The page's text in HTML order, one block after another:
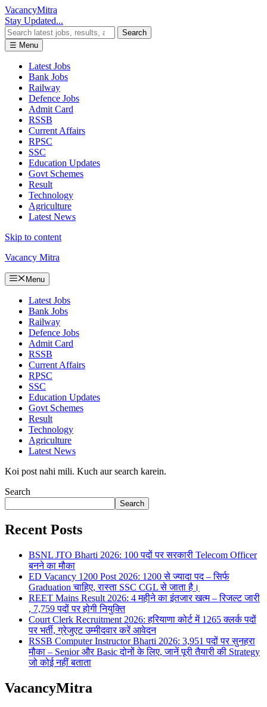
VacancyMitra
Stay Updated...
Search
☰ Menu
Latest Jobs
Bank Jobs
Railway
Defence Jobs
Admit Card
RSSB
Current Affairs
RPSC
SSC
Education Updates
Govt Schemes
Result
Technology
Agriculture
Latest News
Skip to content
Vacancy Mitra
Menu
Latest Jobs
Bank Jobs
Railway
Defence Jobs
Admit Card
RSSB
Current Affairs
RPSC
SSC
Education Updates
Govt Schemes
Result
Technology
Agriculture
Latest News
Koi post nahi mili. Kuch aur search karein.
Search
Search
Recent Posts
BSNL JTO Bharti 2026: 100 पदों पर सरकारी Telecom Officer
बनने का मौका
ED Vacancy 1200 Post 2026: 1200 से ज्यादा पद – सिर्फ
Graduation चाहिए, रास्ता SSC CGL से जाता है।
REET Mains Result 2026: 4 महीने का इंतजार खत्म – रिजल्ट जारी
, 7,759 पदों पर होगी नियुक्ति
Court Clerk Recruitment 2026: हरियाणा कोर्ट में 1265 क्लर्क पदों
पर भर्ती, ग्रेजुएट उम्मीदवार करें आवेदन
RSSB Computer Instructor Bharti 2026: 3,951 पदों पर सुनहरा
मौका – Senior और Basic दोनों के लिए, जानें पूरी तैयारी की Strategy
जो कोई नहीं बताता
VacancyMitra